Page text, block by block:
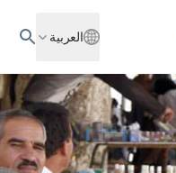
العربية